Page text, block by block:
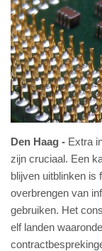
Den Haag
Extra
zijn cruciaal. Een
blijven uitblinken is
overbrengen van
gebruiken. Het
elf landen